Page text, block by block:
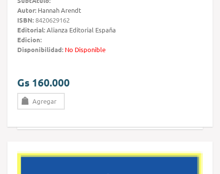
Autor: Hannah Arendt
ISBN:8420629162
Editorial:Alianza Editorial España
Edicion:
Disponibilidad: No Disponible
Gs 160.000
Agregar